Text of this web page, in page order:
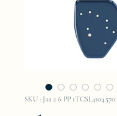
SKU : Jaa 2 6 PP 1TCSL4104.570.